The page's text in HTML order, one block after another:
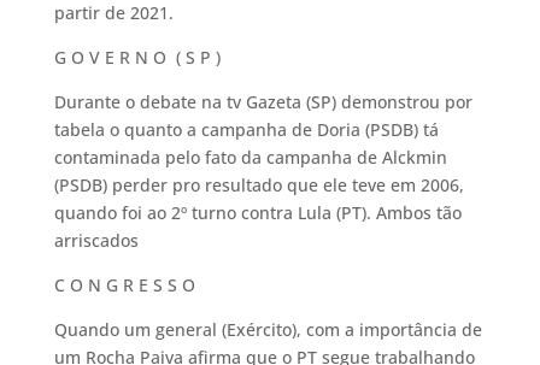
partir de 2021.
G O V E R N O ( S P )
Durante o debate na tv Gazeta (SP) demonstrou por
tabela o quanto a campanha de Doria (PSDB) tá
contaminada pelo fato da campanha de Alckmin
(PSDB) perder pro resultado que ele teve em 2006,
quando foi ao 2º turno contra Lula (PT). Ambos tão
arriscados
C O N G R E S S O
Quando um general (Exército), com a importância de
um Rocha Paiva afirma que o PT segue trabalhando